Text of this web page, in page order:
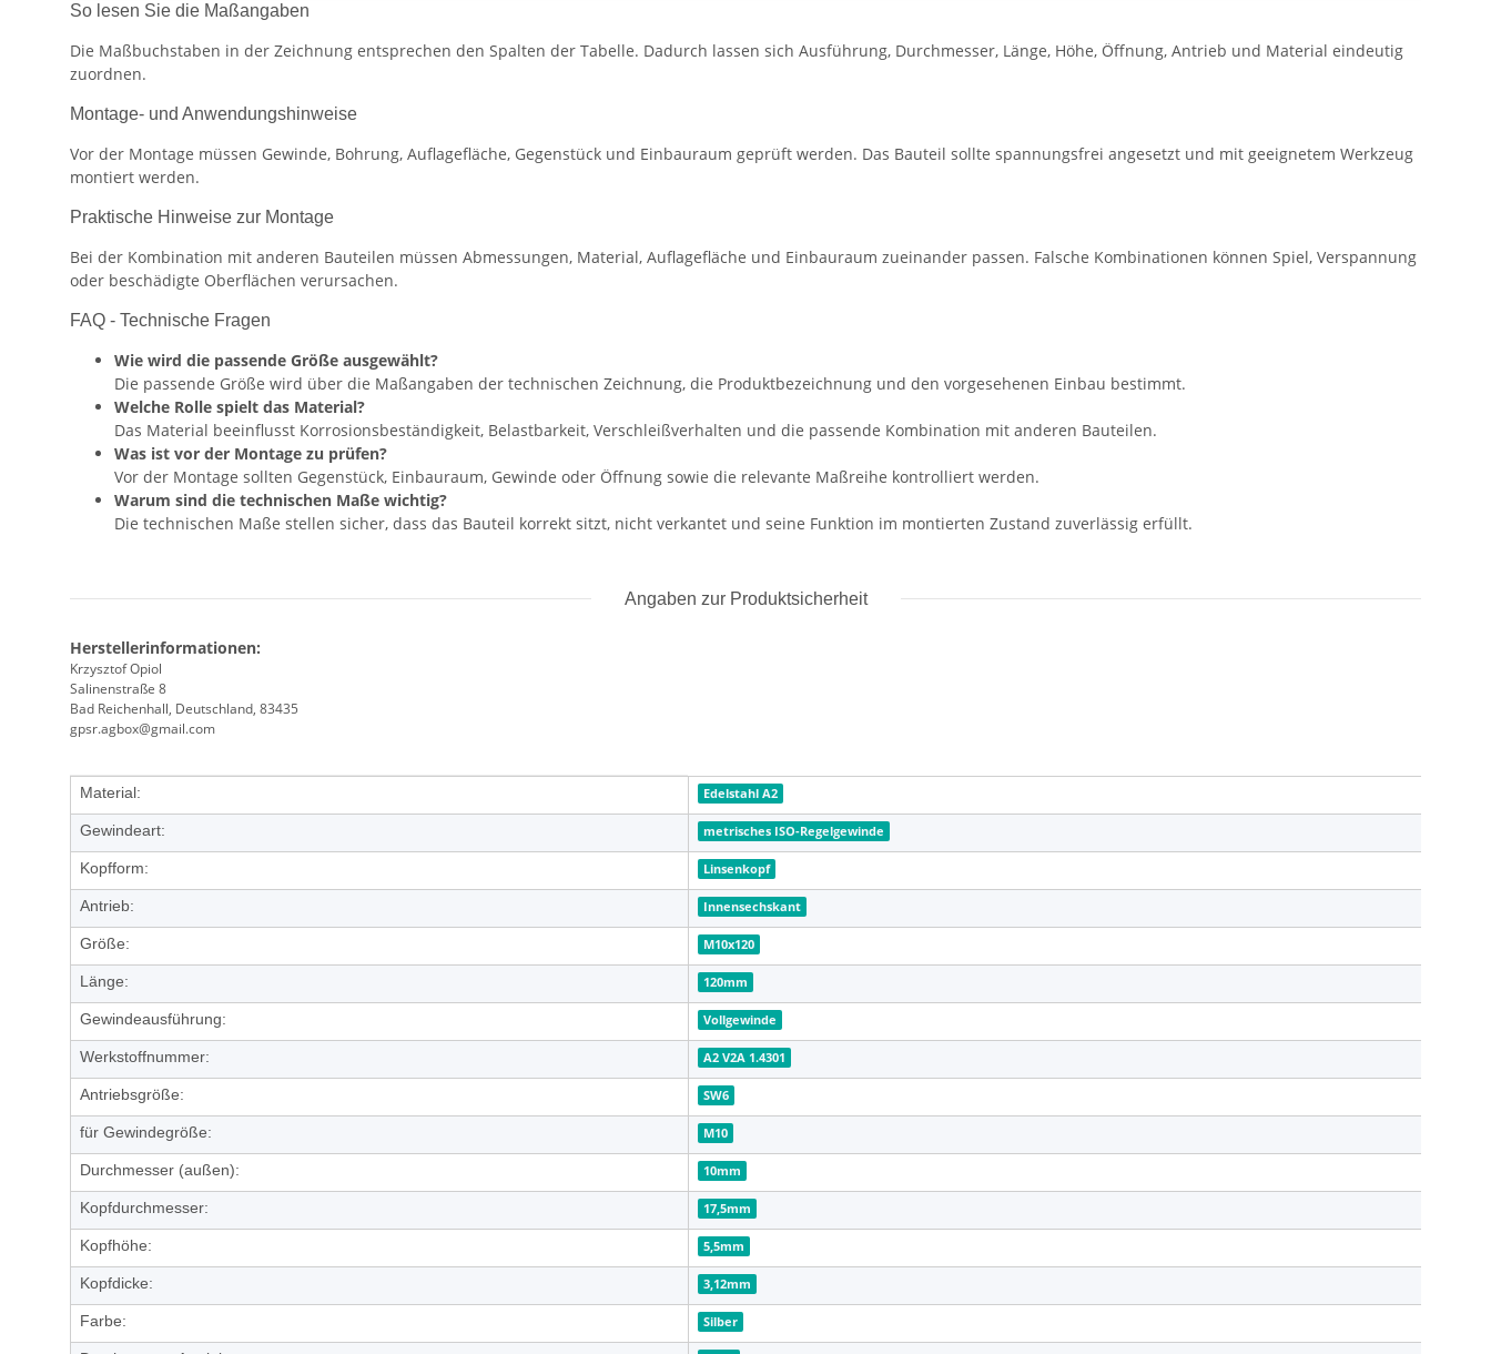
So lesen Sie die Maßangaben
Die Maßbuchstaben in der Zeichnung entsprechen den Spalten der Tabelle. Dadurch lassen sich Ausführung, Durchmesser, Länge, Höhe, Öffnung, Antrieb und Material eindeutig
zuordnen.
Montage- und Anwendungshinweise
Vor der Montage müssen Gewinde, Bohrung, Auflagefläche, Gegenstück und Einbauraum geprüft werden. Das Bauteil sollte spannungsfrei angesetzt und mit geeignetem Werkzeug
montiert werden.
Praktische Hinweise zur Montage
Bei der Kombination mit anderen Bauteilen müssen Abmessungen, Material, Auflagefläche und Einbauraum zueinander passen. Falsche Kombinationen können Spiel, Verspannung
oder beschädigte Oberflächen verursachen.
FAQ - Technische Fragen
Wie wird die passende Größe ausgewählt?
Die passende Größe wird über die Maßangaben der technischen Zeichnung, die Produktbezeichnung und den vorgesehenen Einbau bestimmt.
Welche Rolle spielt das Material?
Das Material beeinflusst Korrosionsbeständigkeit, Belastbarkeit, Verschleißverhalten und die passende Kombination mit anderen Bauteilen.
Was ist vor der Montage zu prüfen?
Vor der Montage sollten Gegenstück, Einbauraum, Gewinde oder Öffnung sowie die relevante Maßreihe kontrolliert werden.
Warum sind die technischen Maße wichtig?
Die technischen Maße stellen sicher, dass das Bauteil korrekt sitzt, nicht verkantet und seine Funktion im montierten Zustand zuverlässig erfüllt.
Angaben zur Produktsicherheit
Herstellerinformationen:
Krzysztof Opiol
Salinenstraße 8
Bad Reichenhall, Deutschland, 83435
gpsr.agbox@gmail.com
Produkteigenschaft
Wert
Material: Edelstahl A2
Gewindeart: metrisches ISO-Regelgewinde
Kopfform: Linsenkopf
Antrieb: Innensechskant
Größe: M10x120
Länge: 120mm
Gewindeausführung: Vollgewinde
Werkstoffnummer: A2 V2A 1.4301
Antriebsgröße: SW6
für Gewindegröße: M10
Durchmesser (außen): 10mm
Kopfdurchmesser: 17,5mm
Kopfhöhe: 5,5mm
Kopfdicke: 3,12mm
Farbe: Silber